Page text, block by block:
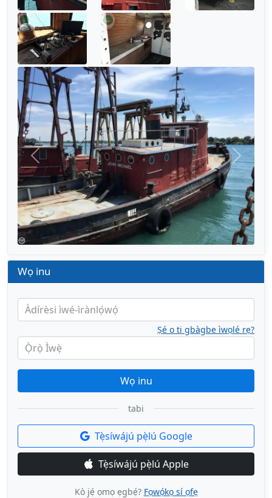
Títì Tẹ̀lẹ̀
Wọ inu
Àdírèsi ìwé-ìrànlọ́wọ́
Ọ̀rọ̀ Ìwẹ̀
Ṣé o ti gbàgbe ìwọlé rẹ?
Wọ inu
tabi
Tẹ̀síwájú pẹ̀lú Google
Tẹ̀síwájú pẹ̀lú Apple
Kò jẹ́ ọmọ ẹgbẹ́? Fọwọ́kọ sí ọfẹ